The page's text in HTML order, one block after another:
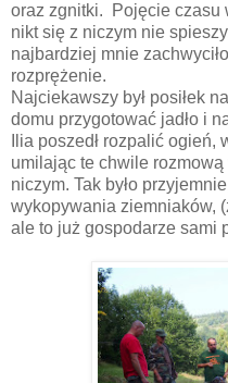
oraz zgnitki. Pojęcie czasu
nikt się z niczym nie
najbardziej mnie
rozprężenie.
Najciekawszy był posiłek
domu przygotować jadło i
Ilia poszedł rozpalić
umilając te chwile
niczym. Tak było
wykopywania ziemniaków,
ale to już gospodarze sami